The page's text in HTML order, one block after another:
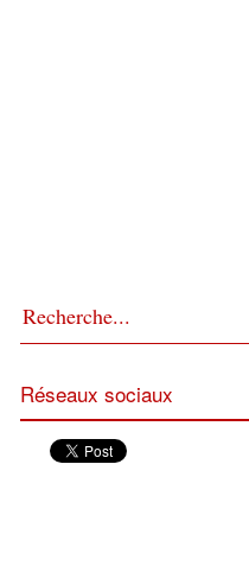
Réseaux sociaux